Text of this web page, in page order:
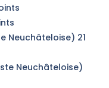
Neuchâteloise) 21
Neuchâteloise)